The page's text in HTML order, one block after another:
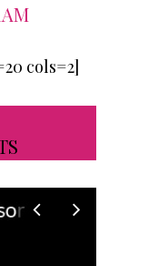
cols=2]